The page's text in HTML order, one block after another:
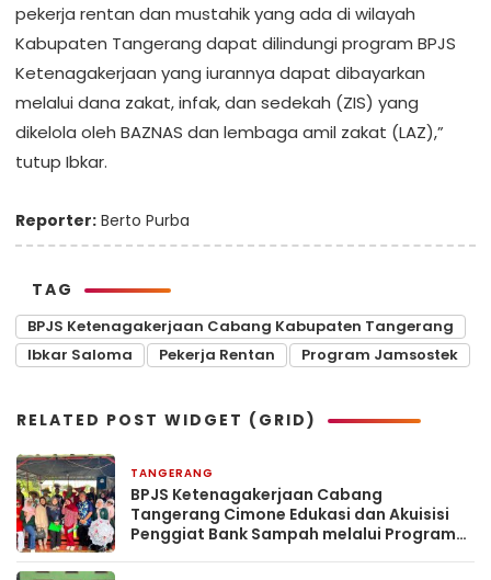
pekerja rentan dan mustahik yang ada di wilayah
Kabupaten Tangerang dapat dilindungi program BPJS
Ketenagakerjaan yang iurannya dapat dibayarkan
melalui dana zakat, infak, dan sedekah (ZIS) yang
dikelola oleh BAZNAS dan lembaga amil zakat (LAZ),”
tutup Ibkar.
Reporter: Berto Purba
TAG
BPJS Ketenagakerjaan Cabang Kabupaten Tangerang
Ibkar Saloma
Pekerja Rentan Program Jamsostek
RELATED POST WIDGET (GRID)
TANGERANG
BPJS Ketenagakerjaan Cabang
Tangerang Cimone Edukasi dan Akuisisi
Penggiat Bank Sampah melalui Program